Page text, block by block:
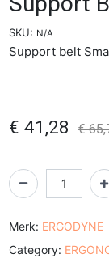
SKU: N/A
Support belt
€ 41,28 €
Merk: ERGODYNE
Category: